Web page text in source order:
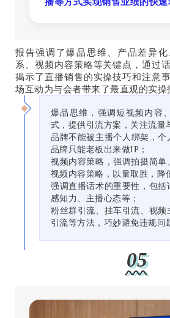
报告强调了爆品思维、产品差异
系、视频内容策略等关键点，通过
揭示了直播销售的实操技巧和注意
场互动为与会者带来了最直观的实操
爆品思维，强调短视频内容
式，提供引流方案，关注流量
品牌不能被主播个人绑架，个
品牌只能老板出来做IP；
视频内容策略，强调拍摄简单
视频内容策略，以量取胜，降
强调直播话术的重要性，包括
感知力、主播心态等；
粉丝群引流、挂车引流、视频
引流等方法，巧妙避免违规问
05